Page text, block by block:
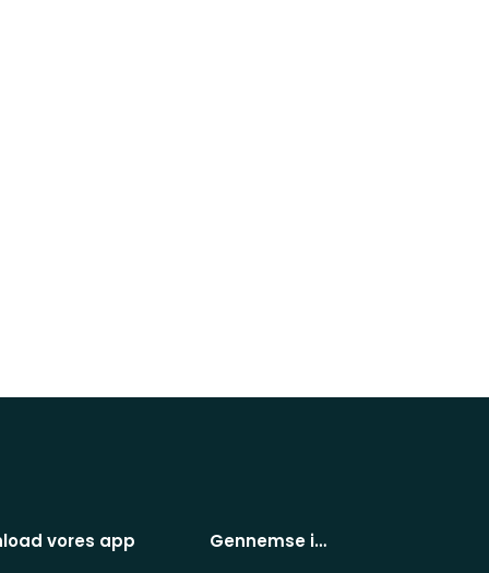
vores app Gennemse i…